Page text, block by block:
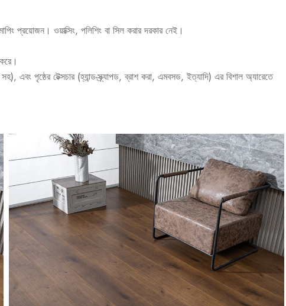
প্রয়োজন। ওয়াক্সিং, পলিশিং বা সিল করার দরকার নেই।
পৃষ্ঠের টেক্সচার (হ্যান্ড-স্ক্র্যাপড, ব্রাশ করা, এমবসড, ইত্যাদি) এর বিশাল অ্যারেতে